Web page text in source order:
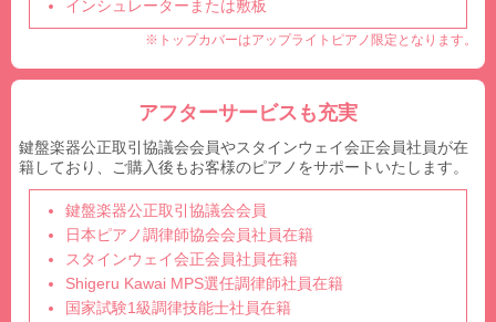
インシュレーターまたは敷板
※トップカバーはアップライトピアノ限定となります。
アフターサービスも充実
鍵盤楽器公正取引協議会会員やスタインウェイ会正会員社員が在
籍しており、ご購入後もお客様のピアノをサポートいたします。
鍵盤楽器公正取引協議会会員
日本ピアノ調律師協会会員社員在籍
スタインウェイ会正会員社員在籍
Shigeru Kawai MPS選任調律師社員在籍
国家試験1級調律技能士社員在籍